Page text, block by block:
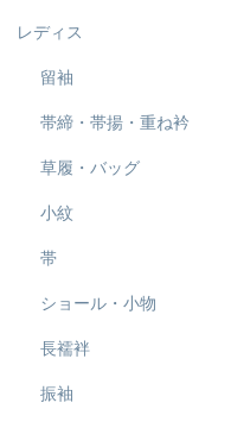
レディス
留袖
帯締・帯揚・重ね衿
草履・バッグ
小紋
帯
ショール・小物
長襦袢
振袖